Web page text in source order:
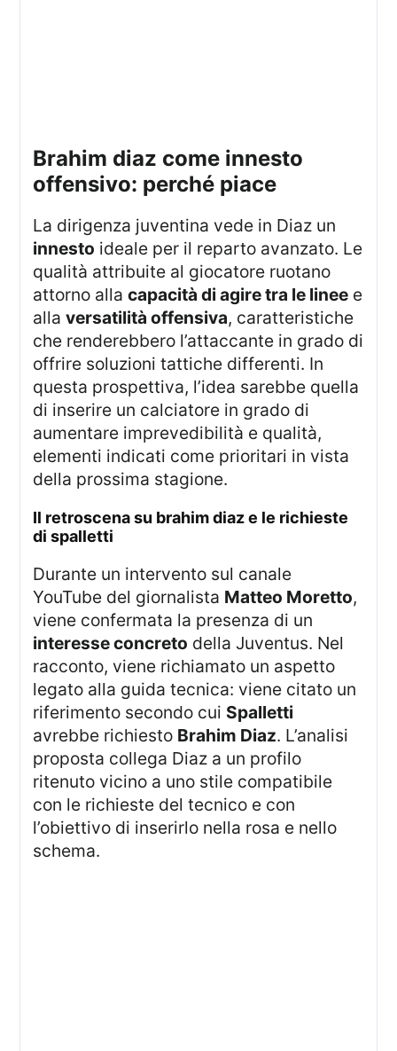
brahim diaz come innesto
offensivo: perché piace
La dirigenza juventina vede in Diaz un
innesto ideale per il reparto avanzato. Le
qualità attribuite al giocatore ruotano
attorno allacapacità di agire tra le linee e
allaversatilità offensiva, caratteristiche
che renderebbero l’attaccante in grado di
offrire soluzioni tattiche differenti. In
questa prospettiva, l’idea sarebbe quella
di inserire un calciatore in grado di
aumentare imprevedibilità e qualità,
elementi indicati come prioritari in vista
della prossima stagione.
il retroscena su brahim diaz e le richieste
di spalletti
Durante un intervento sul canale
YouTube del giornalista Matteo Moretto,
viene confermata la presenza di un
interesse concreto della Juventus. Nel
racconto, viene richiamato un aspetto
legato alla guida tecnica: viene citato un
riferimento secondo cui Spalletti
avrebbe richiesto Brahim Diaz. L’analisi
proposta collega Diaz a un profilo
ritenuto vicino a uno stile compatibile
con le richieste del tecnico e con
l’obiettivo di inserirlo nella rosa e nello
schema.